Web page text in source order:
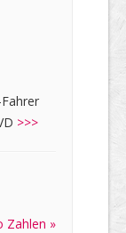
>>>
Zahlen »